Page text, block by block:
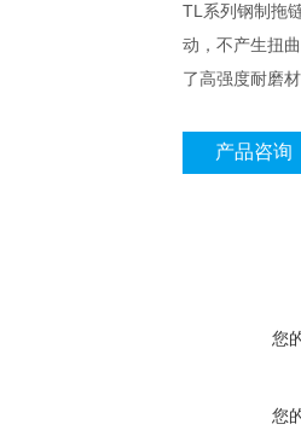
TL系列钢制拖
动，不产生扭
了高强度耐磨
产品咨询
您
您